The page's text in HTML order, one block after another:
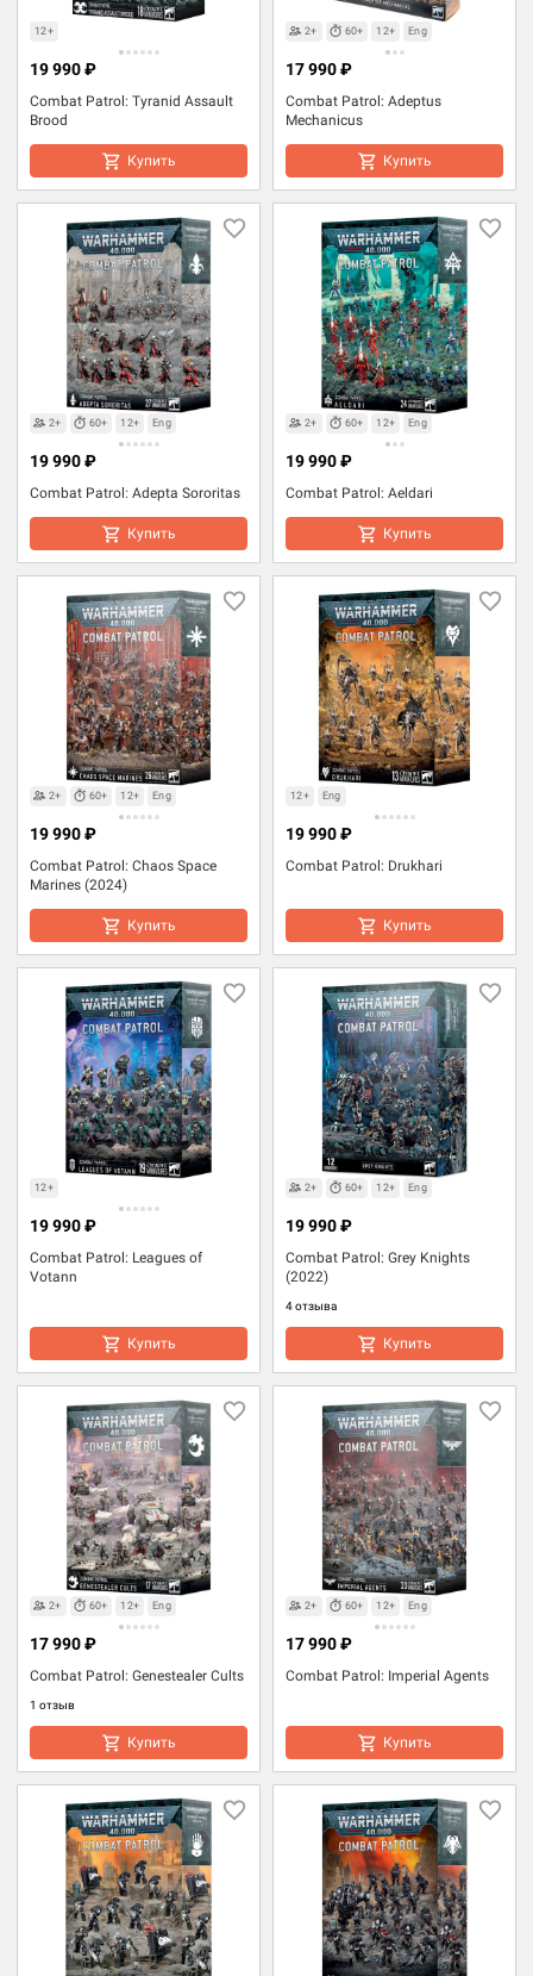
12+
Combat Patrol: Tyranid Assault
Brood
19 990 ₽
Купить
2+ 60+ 12+ Eng
Combat Patrol: Adeptus
Mechanicus
17 990 ₽
Купить
2+ 60+ 12+ Eng
Combat Patrol: Adepta Sororitas
19 990 ₽
Купить
2+ 60+ 12+ Eng
Combat Patrol: Aeldari
19 990 ₽
Купить
2+ 60+ 12+ Eng
Combat Patrol: Chaos Space
Marines (2024)
19 990 ₽
Купить
12+ Eng
Combat Patrol: Drukhari
19 990 ₽
Купить
12+
Combat Patrol: Leagues of
Votann
19 990 ₽
Купить
2+ 60+ 12+ Eng
Combat Patrol: Grey Knights
(2022)
4 отзыва
19 990 ₽
Купить
2+ 60+ 12+ Eng
Combat Patrol: Genestealer Cults
1 отзыв
17 990 ₽
Купить
2+ 60+ 12+ Eng
Combat Patrol: Imperial Agents
17 990 ₽
Купить